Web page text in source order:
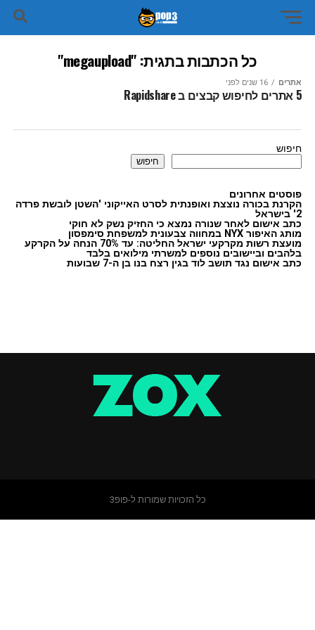
כל הכתבות בתגית: "megaupload"
אתרים 16 שנים לפני
5 אתרים לחיפוש קבצים ב Rapidshare
חיפוש
חיפוש
פוסטים אחרונים
הקרנת בכורה נוצצת ואופנתית לסרט האייקוני 'השטן לובשת פרדה
2' בישראל
כתב אישום לאחר שנורה נמצא כי החזיק נשק לא חוקי
מותג האיפור NYX במחווה צבעונית למשפחת סימפסון
מועצת רשות מקרקעי ישראל החליטה: עד 70% הנחה על הקרקע
בלהבים וביישובים נוספים למשרתי מילואים בלבד
כתב אישום נגד תושב לוד בגין רצח בנו בן ה-7 שבועות
כל הזכויות שמורות ל-פופ3